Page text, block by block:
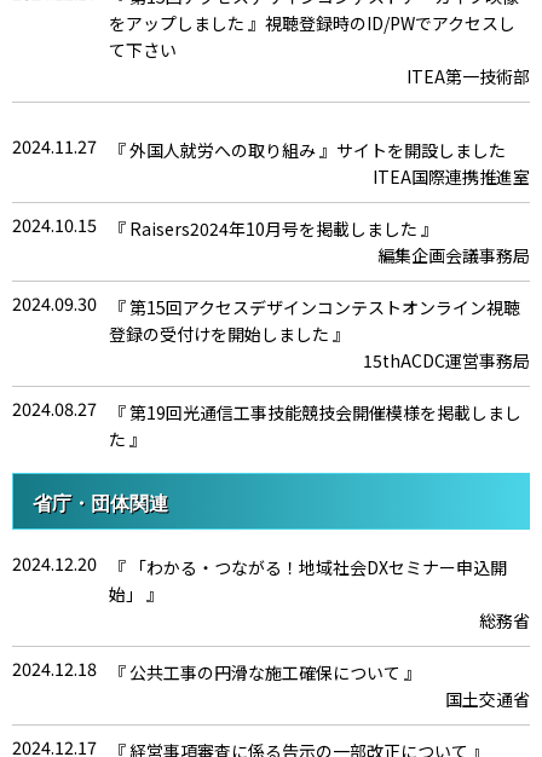
をアップしました 』視聴登録時のID/PWでアクセスし
て下さい
ITEA第一技術部
2024.11.27
『 外国人就労への取り組み 』サイトを開設しました
ITEA国際連携推進室
2024.10.15
『 Raisers2024年10月号を掲載しました 』
編集企画会議事務局
2024.09.30
『 第15回アクセスデザインコンテストオンライン視聴
登録の受付けを開始しました 』
15thACDC運営事務局
2024.08.27
『 第19回光通信工事技能競技会開催模様を掲載しまし
た 』
2024.07.12 『 Raisers2024年7月号を掲載しました 』
『 未来発信プロジェクトからのお知らせ 』新たな動画
未来発信プロジェクト事務局
『 第19回光通信工事技能競技会 』来場・オンライン視
聴事前登録を開始しました！！
省庁・団体関連
2024.12.20
『 「わかる・つながる！地域社会DXセミナー申込開
始」 』
総務省
2024.12.18
『 公共工事の円滑な施工確保について 』
国土交通省
2024.12.17 『 経営事項審査に係る告示の一部改正について 』